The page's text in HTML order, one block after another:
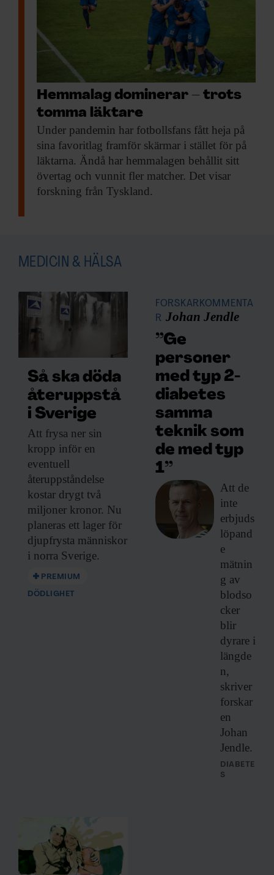
samlat in när du har använt deras tjänster.
Hemmalag dominerar – trots
tomma läktare
Under pandemin har fotbollsfans fått heja på
sina favoritlag framför skärmar i stället för på
läktarna. Ändå har hemmalagen behållit sitt
övertag och vunnit fler matcher. Det visar
forskning från Tyskland.
MEDICIN & HÄLSA
Så ska döda
återuppstå
i Sverige
Att frysa ner sin
kropp inför en
eventuell
återuppståndelse
kostar drygt två
miljoner kronor. Nu
planeras ett lager för
djupfrysta människor
i norra Sverige.
PREMIUM
DÖDLIGHET
FORSKARKOMMENTA
R Johan Jendle
”Ge
personer
med typ 2-
diabetes
samma
teknik som
de med typ
1”
Att de
inte
erbjuds
löpand
e
mätnin
g av
blodso
cker
blir
dyrare i
längde
n,
skriver
forskar
en
Johan
Jendle.
DIABETE
S